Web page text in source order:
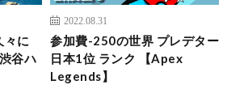
々に
谷ハ
2022.08.31
参加費-250の世界 プレデター
日本1位 ランク 【Apex
Legends】